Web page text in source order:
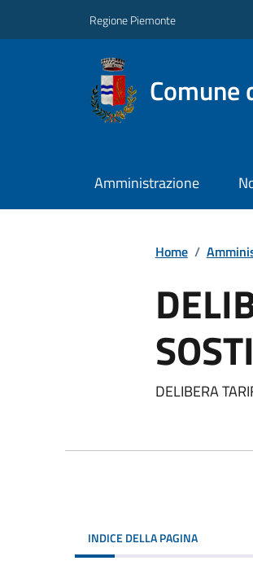
Regione Piemonte
Comune
Amministrazione
Home /
DELIBERA
INDICE DELLA PAGINA